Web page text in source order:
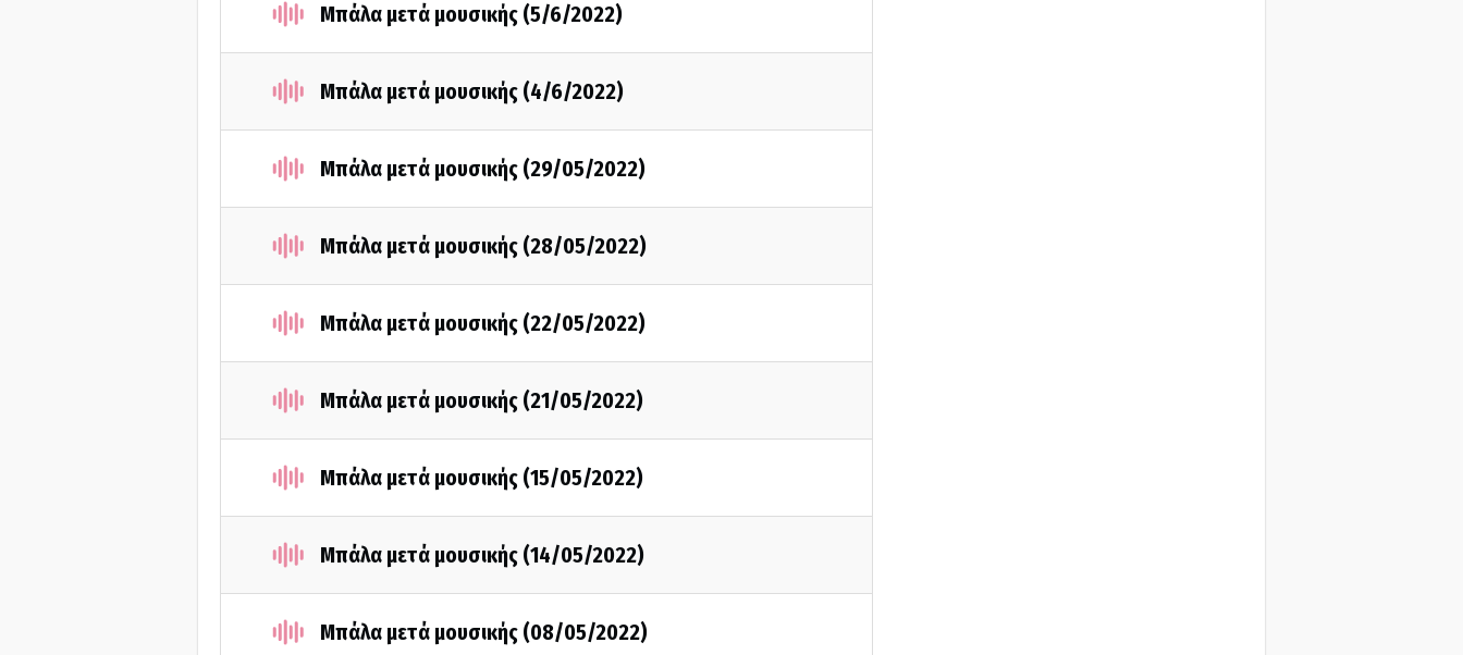
Μπάλα μετά μουσικής (5/6/2022)
Μπάλα μετά μουσικής (4/6/2022)
Μπάλα μετά μουσικής (29/05/2022)
Μπάλα μετά μουσικής (28/05/2022)
Μπάλα μετά μουσικής (22/05/2022)
Μπάλα μετά μουσικής (21/05/2022)
Μπάλα μετά μουσικής (15/05/2022)
Μπάλα μετά μουσικής (14/05/2022)
Μπάλα μετά μουσικής (08/05/2022)